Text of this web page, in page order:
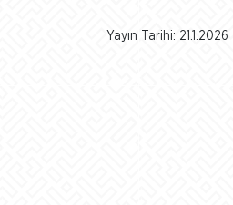
Yayın Tarihi: 21.1.2026